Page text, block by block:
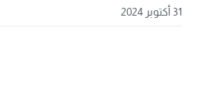
31 أكتوبر 2024